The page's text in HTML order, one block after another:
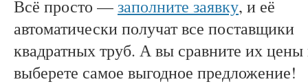
Всё просто —заполните заявку, и её
автоматически получат все поставщики
квадратных труб. А вы сравните их цены
выберете самое выгодное предложение!